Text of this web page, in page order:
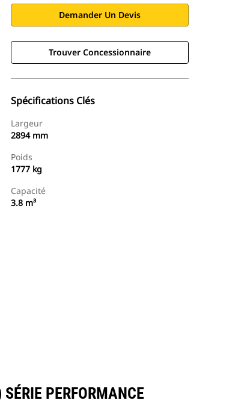
Demander Un Devis
Trouver Concessionnaire
Spécifications Clés
Largeur
2894 mm
Poids
1777 kg
Capacité
3.8 m³
PERFORMANCE